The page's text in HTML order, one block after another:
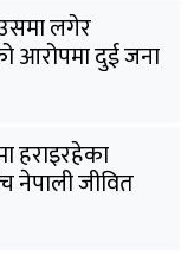
लगेर
आरोपमा दुई जना
हराइरहेका
नेपाली जीवित